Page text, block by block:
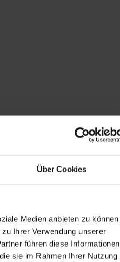
Über Cookies
Medien anbieten zu können
Ihrer Verwendung unserer
führen diese Informationen
sie im Rahmen Ihrer Nutzung